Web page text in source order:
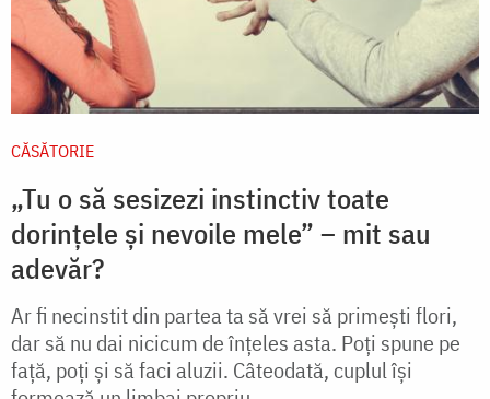
CĂSĂTORIE
„Tu o să sesizezi instinctiv toate
dorințele și nevoile mele” – mit sau
adevăr?
Ar fi necinstit din partea ta să vrei să primești flori,
dar să nu dai nicicum de înțeles asta. Poți spune pe
față, poți și să faci aluzii. Câteodată, cuplul își